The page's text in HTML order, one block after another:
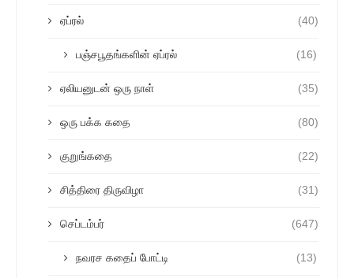
ஏப்ரல் (40)
பஞ்சபூதங்களின் ஏப்ரல் (16)
ஏலியனுடன் ஒரு நாள் (35)
ஒரு பக்க கதை (80)
குறுங்கதை (22)
சித்திரை திருவிழா (31)
செப்டம்பர் (647)
நவரச கதைப் போட்டி (13)